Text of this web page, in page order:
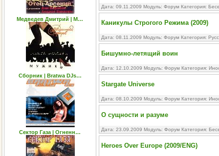
Медведев Дмитрий | М…
Сборник | Bratwa DJs…
Сектор Газа | Огненн…
Дата: 09.11.2009 Модуль: Форум Категория:
Каникулы Строгого Режима (2009)
Дата: 08.11.2009 Модуль: Форум Категория:
Бишумно-летящий воин
Дата: 12.10.2009 Модуль: Форум Категория:
Stargate Universe
Дата: 08.10.2009 Модуль: Форум Категория:
О сущности и разуме
Дата: 23.09.2009 Модуль: Форум Категория:
Heroes Over Europe (2009/ENG)